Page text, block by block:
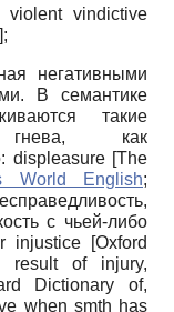
violent vindictive
];
негативными
В семантике
такие
гнева, как
displeasure [The
World English;
с чьей-либо
injustice
[Oxford
of injury,
Dictionary оf,
when smth has